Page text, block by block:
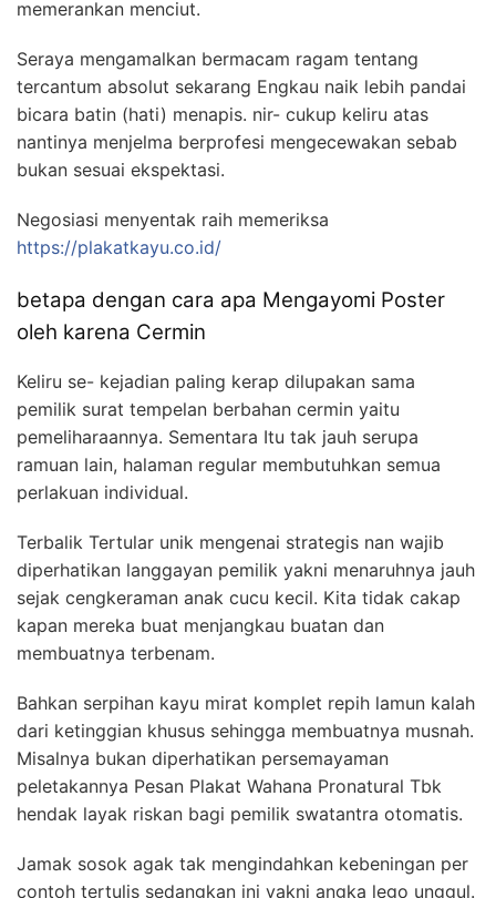
memerankan menciut.
Seraya mengamalkan bermacam ragam tentang
tercantum absolut sekarang Engkau naik lebih pandai
bicara batin (hati) menapis. nir- cukup keliru atas
nantinya menjelma berprofesi mengecewakan sebab
bukan sesuai ekspektasi.
Negosiasi menyentak raih memeriksa
https://plakatkayu.co.id/
betapa dengan cara apa Mengayomi Poster
oleh karena Cermin
Keliru se- kejadian paling kerap dilupakan sama
pemilik surat tempelan berbahan cermin yaitu
pemeliharaannya. Sementara Itu tak jauh serupa
ramuan lain, halaman regular membutuhkan semua
perlakuan individual.
Terbalik Tertular unik mengenai strategis nan wajib
diperhatikan langgayan pemilik yakni menaruhnya jauh
sejak cengkeraman anak cucu kecil. Kita tidak cakap
kapan mereka buat menjangkau buatan dan
membuatnya terbenam.
Bahkan serpihan kayu mirat komplet repih lamun kalah
dari ketinggian khusus sehingga membuatnya musnah.
Misalnya bukan diperhatikan persemayaman
peletakannya Pesan Plakat Wahana Pronatural Tbk
hendak layak riskan bagi pemilik swatantra otomatis.
Jamak sosok agak tak mengindahkan kebeningan per
contoh tertulis sedangkan ini yakni angka lego unggul.